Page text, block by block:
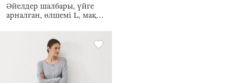
Әйелдер шалбары, үйге
арналған, өлшемі L, мақта